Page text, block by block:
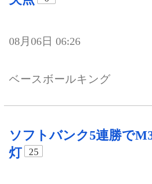
08月06日 06:26
ベースボールキング
ソフトバンク5連勝で
灯
25